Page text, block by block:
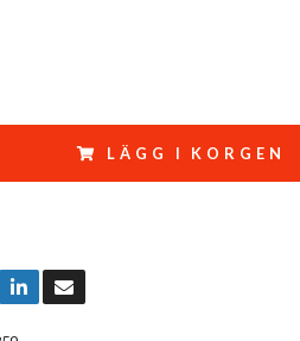
LÄGG I KORGEN